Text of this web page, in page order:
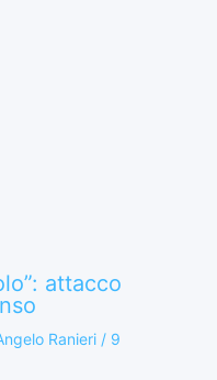
attacco
Ranieri / 9